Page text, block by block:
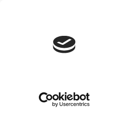
Cărți după tipologie
Cărți Dezvoltare Personală
Cărți Familie & Cuplu